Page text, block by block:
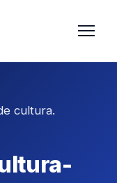
cultura.